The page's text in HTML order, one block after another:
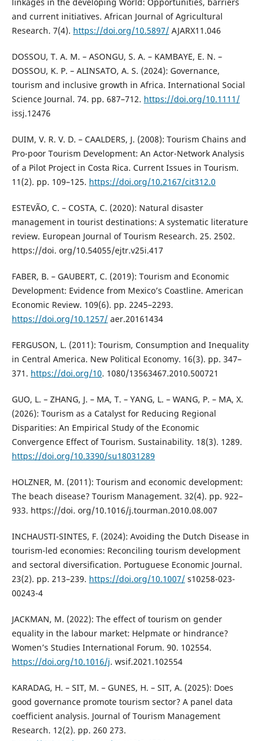
and current initiatives. African Journal of Agricultural
Research. 7(4). https://doi.org/10.5897/AJARX11.046
DOSSOU, T. A. M. – ASONGU, S. A. – KAMBAYE, E. N. –
DOSSOU, K. P. – ALINSATO, A. S. (2024): Governance,
tourism and inclusive growth in Africa. International Social
Science Journal. 74. pp. 687–712. https://doi.org/10.1111/
issj.12476
DUIM, V. R. V. D. – CAALDERS, J. (2008): Tourism Chains and
Pro-poor Tourism Development: An Actor-Network Analysis
of a Pilot Project in Costa Rica. Current Issues in Tourism.
11(2). pp. 109–125. https://doi.org/10.2167/cit312.0
ESTEVÃO, C. – COSTA, C. (2020): Natural disaster
management in tourist destinations: A systematic literature
review. European Journal of Tourism Research. 25. 2502.
https://doi. org/10.54055/ejtr.v25i.417
FABER, B. – GAUBERT, C. (2019): Tourism and Economic
Development: Evidence from Mexico’s Coastline. American
Economic Review. 109(6). pp. 2245–2293.
https://doi.org/10.1257/aer.20161434
FERGUSON, L. (2011): Tourism, Consumption and Inequality
in Central America. New Political Economy. 16(3). pp. 347–
371. https://doi.org/10. 1080/13563467.2010.500721
GUO, L. – ZHANG, J. – MA, T. – YANG, L. – WANG, P. – MA, X.
(2026): Tourism as a Catalyst for Reducing Regional
Disparities: An Empirical Study of the Economic
Convergence Effect of Tourism. Sustainability. 18(3). 1289.
https://doi.org/10.3390/su18031289
HOLZNER, M. (2011): Tourism and economic development:
The beach disease? Tourism Management. 32(4). pp. 922–
933. https://doi. org/10.1016/j.tourman.2010.08.007
INCHAUSTI-SINTES, F. (2024): Avoiding the Dutch Disease in
tourism-led economies: Reconciling tourism development
and sectoral diversification. Portuguese Economic Journal.
23(2). pp. 213–239. https://doi.org/10.1007/s10258-023-
00243-4
JACKMAN, M. (2022): The effect of tourism on gender
equality in the labour market: Helpmate or hindrance?
Women’s Studies International Forum. 90. 102554.
https://doi.org/10.1016/j. wsif.2021.102554
KARADAG, H. – SIT, M. – GUNES, H. – SIT, A. (2025): Does
good governance promote tourism sector? A panel data
coefficient analysis. Journal of Tourism Management
Research. 12(2). pp. 260 273.